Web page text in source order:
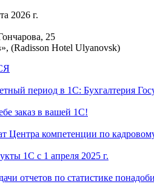
2026 г.
25
(Radisson Hotel Ulyanovsk)
период в 1С: Бухгалтерия
заказ в вашей 1С!
Центра компетенции по
1С с 1 апреля 2025 г.
отчетов по статистике